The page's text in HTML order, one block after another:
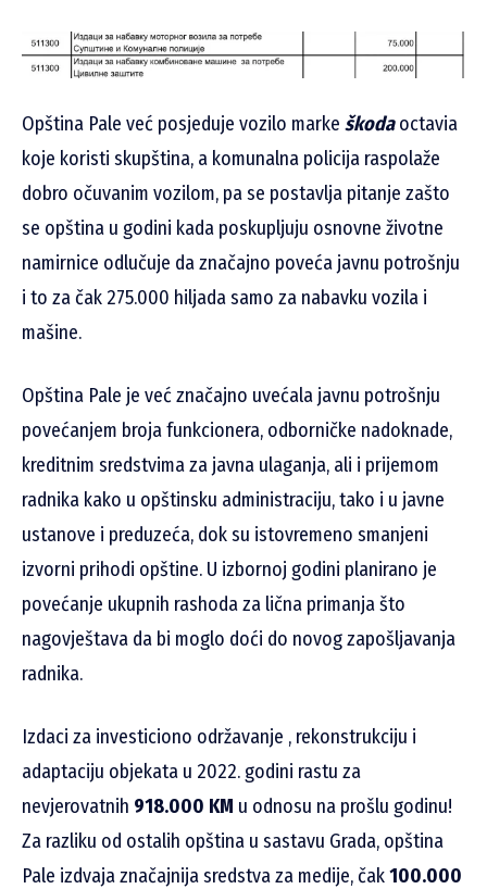
Opština Pale već posjeduje vozilo marke škodaoctavia
koje koristi skupština, a komunalna policija raspolaže
dobro očuvanim vozilom, pa se postavlja pitanje zašto
se opština u godini kada poskupljuju osnovne životne
namirnice odlučuje da značajno poveća javnu potrošnju
i to za čak 275.000 hiljada samo za nabavku vozila i
mašine.
Opština Pale je već značajno uvećala javnu potrošnju
povećanjem broja funkcionera, odborničke nadoknade,
kreditnim sredstvima za javna ulaganja, ali i prijemom
radnika kako u opštinsku administraciju, tako i u javne
ustanove i preduzeća, dok su istovremeno smanjeni
izvorni prihodi opštine. U izbornoj godini planirano je
povećanje ukupnih rashoda za lična primanja što
nagovještava da bi moglo doći do novog zapošljavanja
radnika.
Izdaci za investiciono održavanje , rekonstrukciju i
adaptaciju objekata u 2022. godini rastu za
nevjerovatnih 918.000 KM u odnosu na prošlu godinu!
Za razliku od ostalih opština u sastavu Grada, opština
Pale izdvaja značajnija sredstva za medije, čak100.000